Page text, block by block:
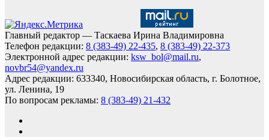
Главный редактор — Таскаева Ирина Владимировна
Телефон редакции: 8 (383-49) 22-435, 8 (383-49) 22-373
Электронной адрес редакции: ksw_bol@mail.ru,
novbr54@yandex.ru
Адрес редакции: 633340, Новосибирская область, г. Болотное,
ул. Ленина, 19
По вопросам рекламы: 8 (383-49) 21-432